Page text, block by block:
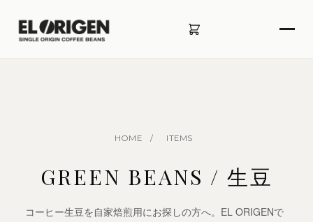
HOME / ITEMS
GREEN BEANS / 生豆
コーヒー生豆を自家焙煎用にお探しの方へ。EL ORIGENで